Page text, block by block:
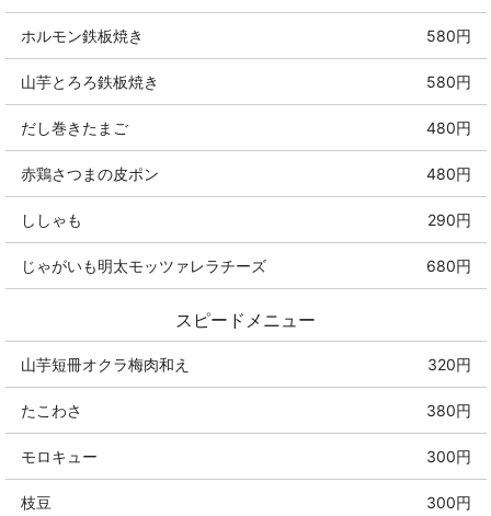
ホルモン鉄板焼き 580円
山芋とろろ鉄板焼き 580円
だし巻きたまご 480円
赤鶏さつまの皮ポン 480円
ししゃも 290円
じゃがいも明太モッツァレラチーズ 680円
スピードメニュー
山芋短冊オクラ梅肉和え 320円
たこわさ 380円
モロキュー 300円
枝豆 300円